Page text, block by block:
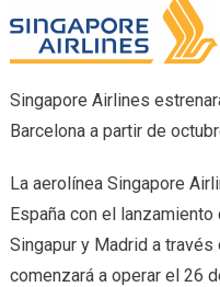
Singapore Airlines
Barcelona a partir de
La aerolínea Singapore
España con el lanzamiento
Singapur y Madrid a través
comenzará a operar el 26